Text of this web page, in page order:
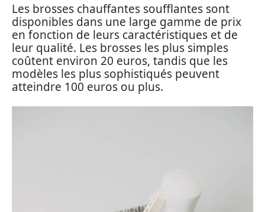
Les brosses chauffantes soufflantes sont
disponibles dans une large gamme de prix
en fonction de leurs caractéristiques et de
leur qualité. Les brosses les plus simples
coûtent environ 20 euros, tandis que les
modèles les plus sophistiqués peuvent
atteindre 100 euros ou plus.